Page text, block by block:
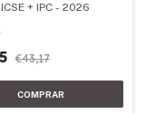
+ IPC - 2026
€43,17